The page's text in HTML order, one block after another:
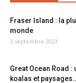
Fraser Island : la
monde
5 septembre 2023
Great Ocean Road
koalas et